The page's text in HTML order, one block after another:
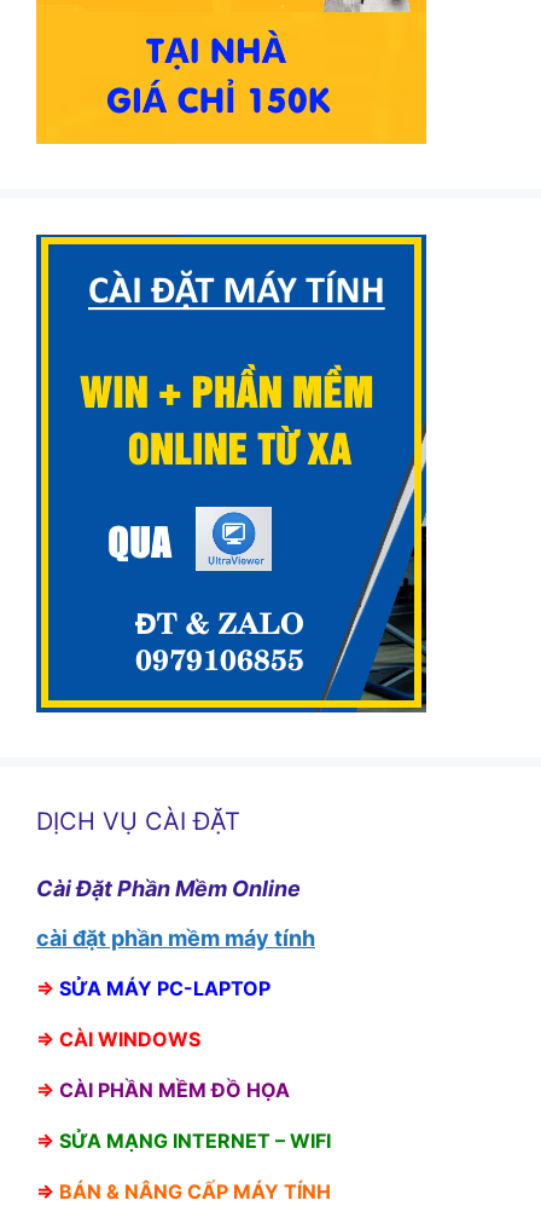
DỊCH VỤ CÀI ĐẶT
Cài Đặt Phần Mềm Online
cài đặt phần mềm máy tính
⇒ SỬA MÁY PC-LAPTOP
⇒ CÀI WINDOWS
⇒ CÀI PHẦN MỀM ĐỒ HỌA
⇒ SỬA MẠNG INTERNET – WIFI
⇒ BÁN & NÂNG CẤP MÁY TÍNH